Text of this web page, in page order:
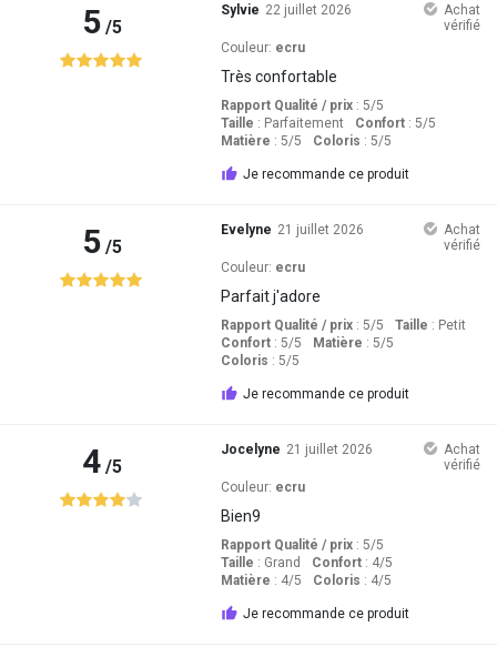
5/5
Sylvie 22 juillet 2026
Achat
vérifié
Couleur: ecru
Très confortable
Rapport Qualité / prix: 5/5
Taille : Parfaitement Confort: 5/5
Matière : 5/5 Coloris : 5/5
Je recommande ce produit
5/5
Evelyne 21 juillet 2026
Achat
vérifié
Couleur: ecru
Parfait j'adore
Rapport Qualité / prix: 5/5 Taille : Petit
Confort: 5/5 Matière : 5/5
Coloris : 5/5
Je recommande ce produit
4/5
Jocelyne 21 juillet 2026
Achat
vérifié
Couleur: ecru
Bien9
Rapport Qualité / prix: 5/5
Taille : Grand Confort: 4/5
Matière : 4/5 Coloris : 4/5
Je recommande ce produit